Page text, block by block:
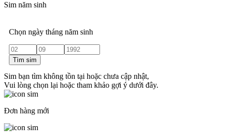
Sim năm sinh
Chọn ngày tháng năm sinh
Tìm sim
Sim bạn tìm không tồn tại hoặc chưa cập nhật,
Vui lòng chọn lại hoặc tham khảo gợi ý dưới đây.
Đơn hàng mới